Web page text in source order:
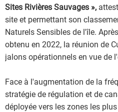
Sites Rivières Sauvages »,
site et permettant son
Naturels Sensibles de l'île.
obtenu en 2022, la réunion de
jalons opérationnels en vue de
Face à l'augmentation de la
stratégie de régulation et de
déployée vers les zones les